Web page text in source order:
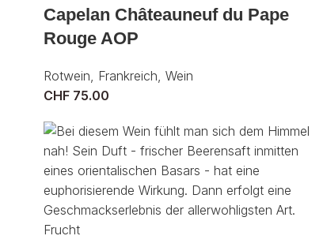
Capelan Châteauneuf du Pape
Rouge AOP
Rotwein Frankreich Wein
CHF75.00